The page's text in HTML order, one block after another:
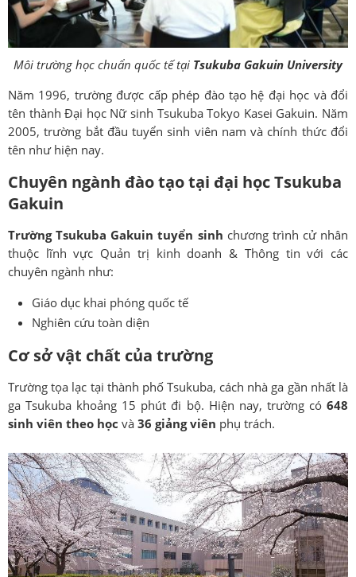
Môi trường học chuẩn quốc tế tại Tsukuba Gakuin University
Năm 1996, trường được cấp phép đào tạo hệ đại học và đổi
tên thành Đại học Nữ sinh Tsukuba Tokyo Kasei Gakuin. Năm
2005, trường bắt đầu tuyển sinh viên nam và chính thức đổi
tên như hiện nay.
Chuyên ngành đào tạo tại đại học Tsukuba
Gakuin
Trường Tsukuba Gakuin tuyển sinh chương trình cử nhân
thuộc lĩnh vực Quản trị kinh doanh & Thông tin với các
chuyên ngành như:
Giáo dục khai phóng quốc tế
Nghiên cứu toàn diện
Cơ sở vật chất của trường
Trường tọa lạc tại thành phố Tsukuba, cách nhà ga gần nhất là
ga Tsukuba khoảng 15 phút đi bộ. Hiện nay, trường có 648
sinh viên theo học và 36 giảng viên phụ trách.